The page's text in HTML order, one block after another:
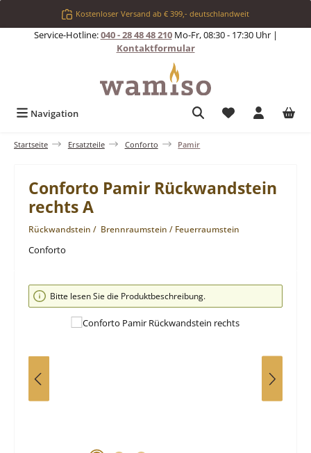
Zum Hauptinhalt springenKostenloser Versand ab € 399,- deutschlandweit
Service-Hotline:040 - 28 48 48 210Mo-Fr, 08:30 - 17:30 Uhr |
Kontaktformular
Navigation Du hast 0
Startseite Ersatzteile Conforto Pamir
Conforto Pamir Rückwandstein
rechts A
Rückwandstein / Brennraumstein / Feuerraumstein
Conforto
Bildergalerie überspringen
Bitte lesen Sie die Produktbeschreibung.